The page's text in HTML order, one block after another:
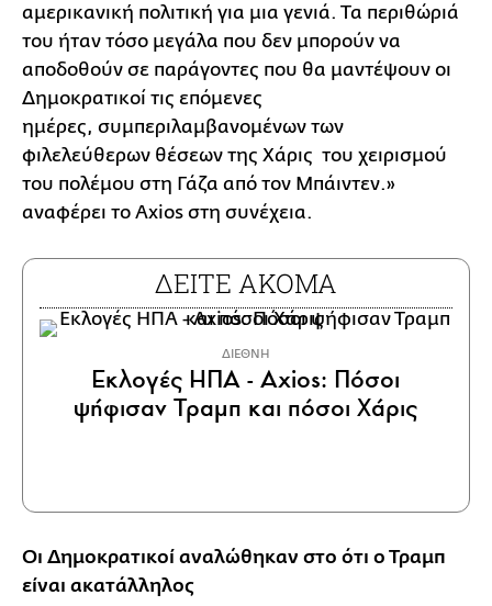
αμερικανική πολιτική για μια γενιά. Τα περιθώριά
του ήταν τόσο μεγάλα που δεν μπορούν να
αποδοθούν σε παράγοντες που θα μαντέψουν οι
Δημοκρατικοί τις επόμενες
ημέρες, συμπεριλαμβανομένων των
φιλελεύθερων θέσεων της Χάρις του χειρισμού
του πολέμου στη Γάζα από τον Μπάιντεν.»
αναφέρει το Axios στη συνέχεια.
ΔΕΙΤΕ ΑΚΟΜΑ
ΔΙΕΘΝΗ
Εκλογές ΗΠΑ - Axios: Πόσοι
ψήφισαν Τραμπ και πόσοι Χάρις
Οι Δημοκρατικοί αναλώθηκαν στο ότι ο Τραμπ
είναι ακατάλληλος